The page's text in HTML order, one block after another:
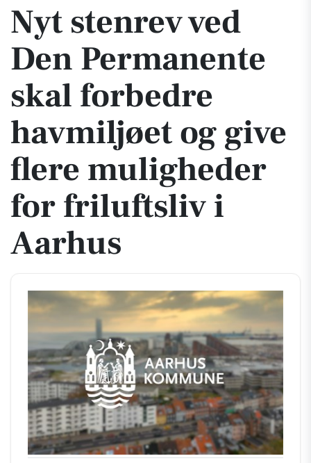
Nyt stenrev ved
Den Permanente
skal forbedre
havmiljøet og give
flere muligheder
for friluftsliv i
Aarhus